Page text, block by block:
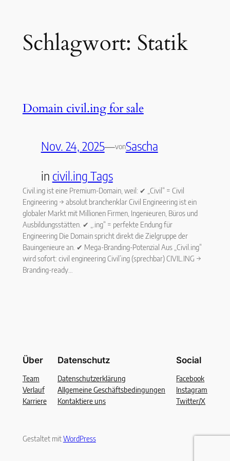
InhaltSchlagwort: Statik
Domain civil.ing for sale
Nov. 24, 2025—vonSascha
in civil.ing Tags
Civil.ing ist eine Premium-Domain, weil: ✔ „Civil“ = Civil
Engineering → absolut branchenklar Civil Engineering ist ein
globaler Markt mit Millionen Firmen, Ingenieuren, Büros und
Ausbildungsstätten. ✔ „.ing“ = perfekte Endung für
Engineering Die Domain spricht direkt die Zielgruppe der
Bauingenieure an. ✔ Mega-Branding-Potenzial Aus „Civil.ing“
wird sofort: civil engineering Civil’ing (sprechbar) CIVIL.ING →
Branding-ready…
Über
Team
Verlauf
Karriere
Datenschutz
Datenschutzerklärung
Allgemeine Geschäftsbedingungen
Kontaktiere uns
Social
Facebook
Instagram
Twitter/X
Gestaltet mitWordPress